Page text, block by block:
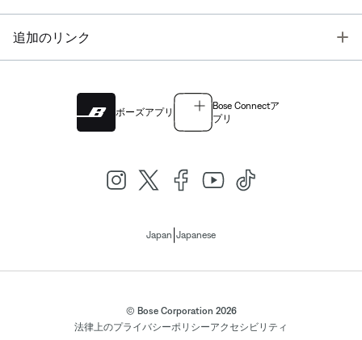
追加のリンク
ボーズアプリ
Bose Connectア
プリ
Japan Japanese
© Bose Corporation 2026
法律上のプライバシーポリシーアクセシビリティ